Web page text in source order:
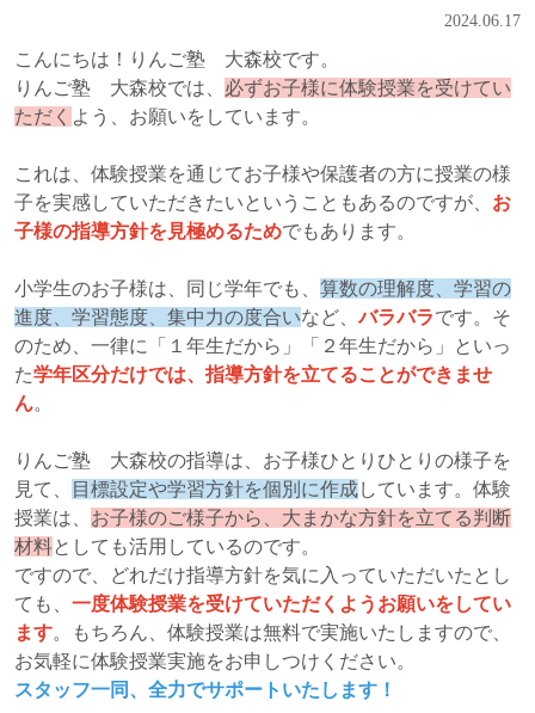
2024.06.17
こんにちは！りんご塾 大森校です。
りんご塾 大森校では、 必ずお子様に体験授業を受けてい
ただく よう、お願いをしています。
これは、体験授業を通じてお子様や保護者の方に授業の様
子を実感していただきたいということもあるのですが、 お
子様の指導方針を見極めるためでもあります。
小学生のお子様は、同じ学年でも、 算数の理解度、学習の
進度、学習態度、集中力の度合いなど、バラバラです。そ
のため、一律に「１年生だから」「２年生だから」といっ
た学年区分だけでは、指導方針を立てることができませ
ん。
りんご塾 大森校の指導は、お子様ひとりひとりの様子を
見て、
目標設定や学習方針を個別に作成しています。体験
授業は、 お子様のご様子から、大まかな方針を立てる判断
材料としても活用しているのです。
ですので、どれだけ指導方針を気に入っていただいたとし
ても、 一度体験授業を受けていただくようお願いをしてい
ます。もちろん、体験授業は無料で実施いたしますので、
お気軽に体験授業実施をお申しつけください。
スタッフ一同、全力でサポートいたします！